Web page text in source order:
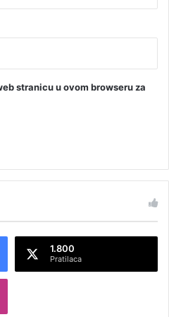
stranicu u ovom browseru za
1.800
Pratilaca